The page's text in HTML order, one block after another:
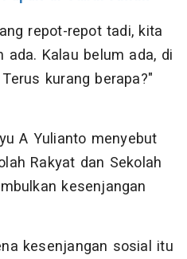
repot-repot tadi, kita
Kalau belum ada, di
kurang berapa?"
A Yulianto menyebut
Rakyat dan Sekolah
kesenjangan
kesenjangan sosial itu